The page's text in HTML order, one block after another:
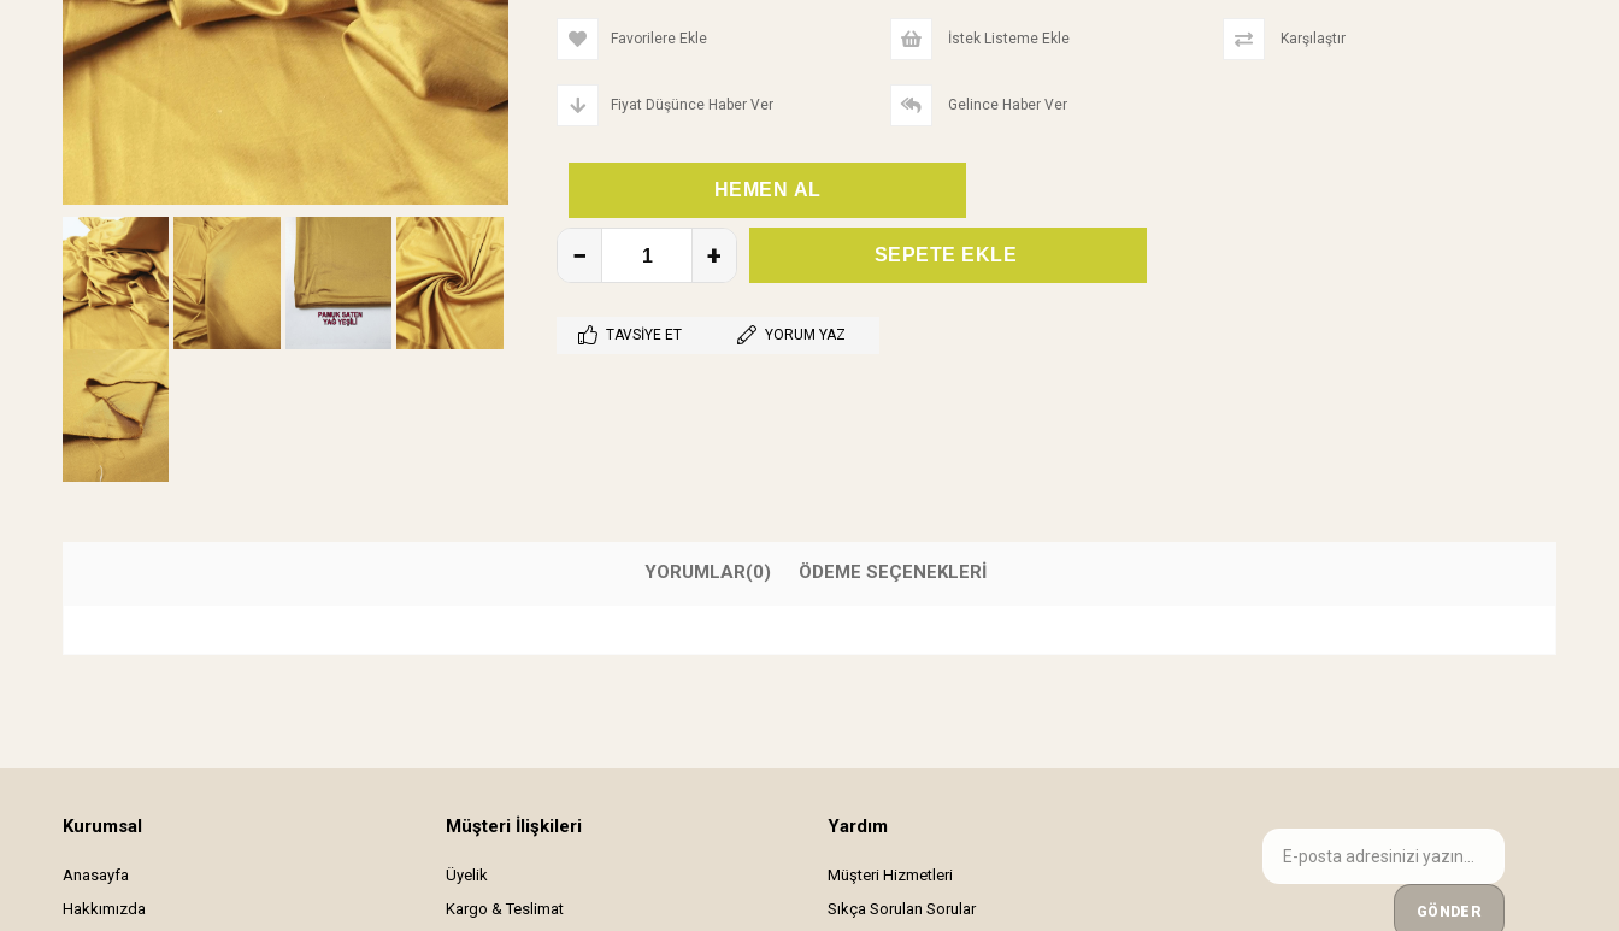
Favorilere Ekle İstek Listeme Ekle Karşılaştır
Fiyat Düşünce Haber Ver Gelince Haber Ver
TAVSIYE ET YORUM YAZ
YORUMLAR(0) ÖDEME SEÇENEKLERI
Kurumsal
Anasayfa
Hakkımızda
Müşteri İlişkileri
Üyelik
Kargo & Teslimat
Yardım
Müşteri Hizmetleri
Sıkça Sorulan Sorular
GÖNDER